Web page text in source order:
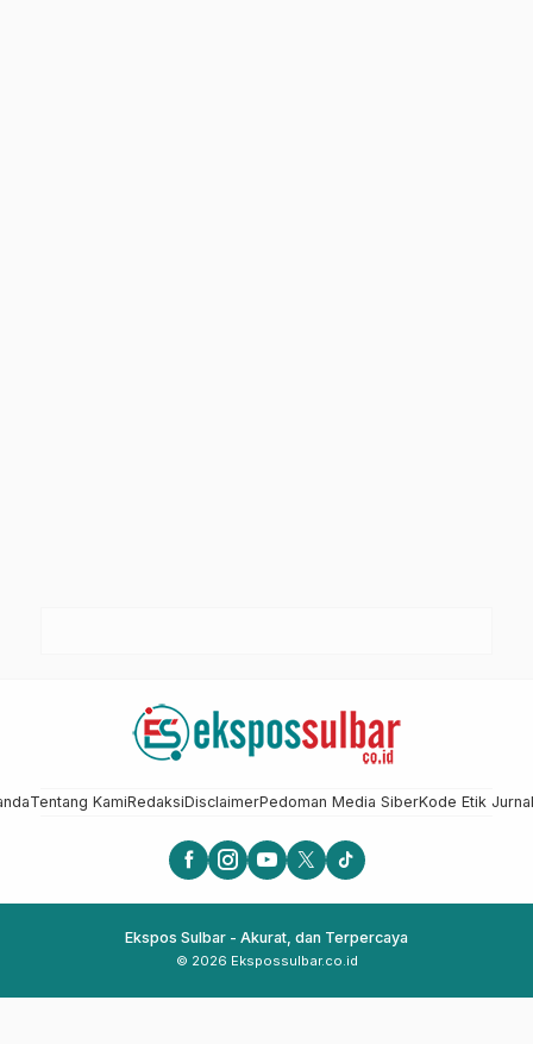
Tentang KamiRedaksiDisclaimerPedoman Media SiberKode Etik
Ekspos Sulbar - Akurat, dan Terpercaya
© 2026 Ekspossulbar.co.id